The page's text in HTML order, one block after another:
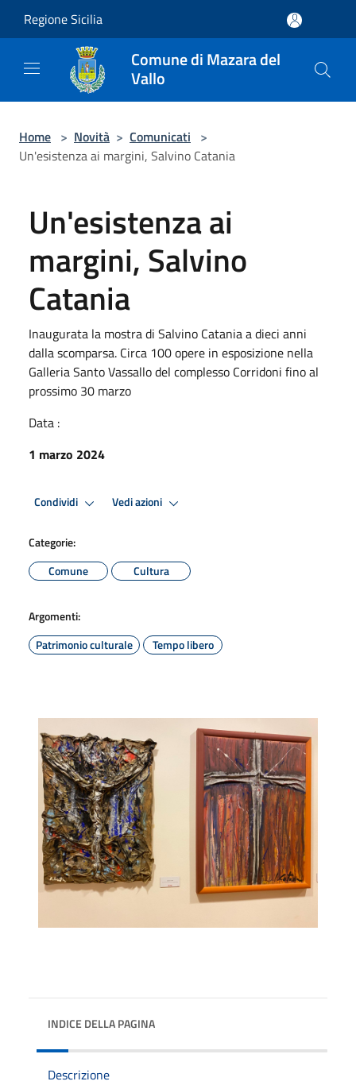
Regione Sicilia
Comune di Mazara del
Vallo
Home > Novità > Comunicati >
Un'esistenza ai margini, Salvino Catania
Un'esistenza ai
margini, Salvino
Catania
Inaugurata la mostra di Salvino Catania a dieci anni
dalla scomparsa. Circa 100 opere in esposizione nella
Galleria Santo Vassallo del complesso Corridoni fino al
prossimo 30 marzo
Data :
1 marzo 2024
Condividi Vedi azioni
Categorie:
Comune
Cultura
Argomenti:
Patrimonio culturale
Tempo libero
INDICE DELLA PAGINA
Descrizione